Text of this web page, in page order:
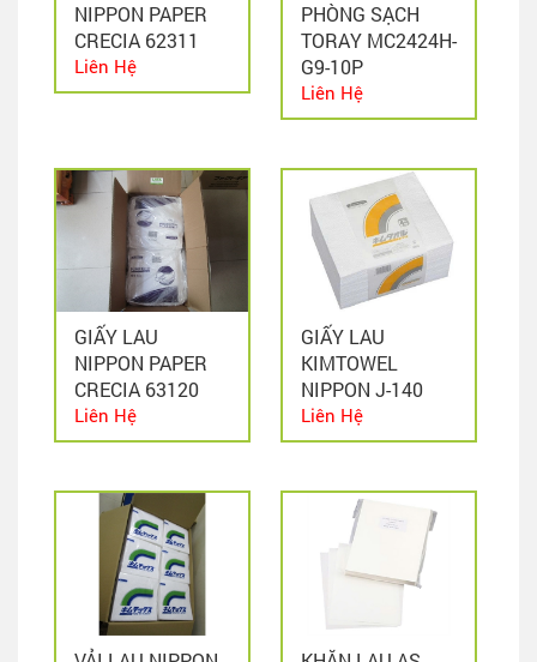
NIPPON PAPER
CRECIA 62311
Liên Hệ
PHÒNG SẠCH
TORAY MC2424H-
G9-10P
Liên Hệ
GIẤY LAU
NIPPON PAPER
CRECIA 63120
Liên Hệ
GIẤY LAU
KIMTOWEL
NIPPON J-140
Liên Hệ